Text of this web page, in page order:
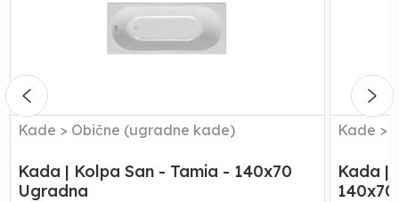
140x70
Ugradna
Kade > Obične (ugradne kade)
Kada | Kolpa San - Tamia - 140x70
Ugradna
Obloga
140x70
Kade >
Kada |
140x70